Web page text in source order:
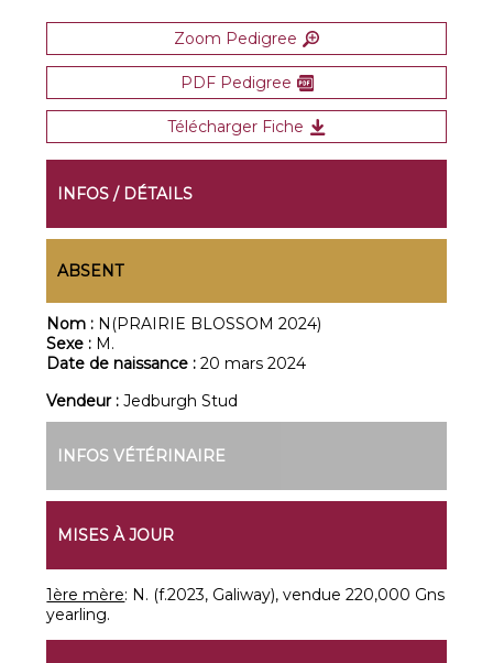
Zoom Pedigree
PDF Pedigree
Télécharger Fiche
INFOS / DÉTAILS
ABSENT
Nom : N(PRAIRIE BLOSSOM 2024)
Sexe : M.
Date de naissance :20 mars 2024
Vendeur :Jedburgh Stud
INFOS VÉTÉRINAIRE
MISES À JOUR
1ère mère: N. (f.2023, Galiway), vendue 220,000 Gns
yearling.